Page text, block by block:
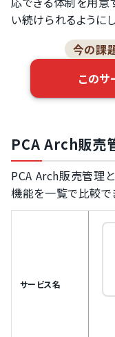
い続けられるように
今の課
このサ
PCA Arch販売
PCA Arch販売管理
機能を一覧で比較で
サービス名